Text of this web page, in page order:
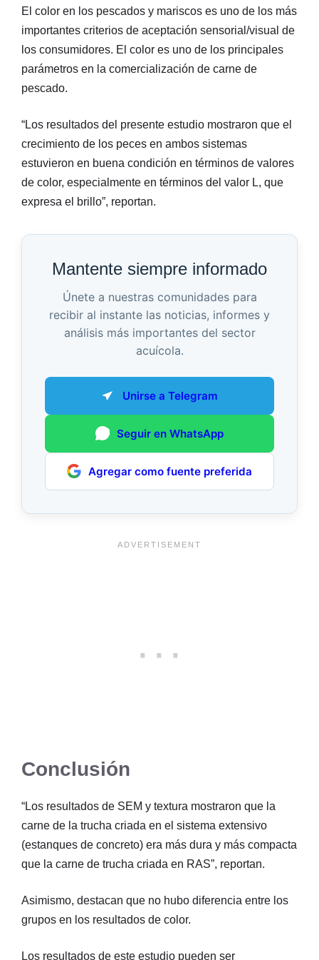
El color en los pescados y mariscos es uno de los más
importantes criterios de aceptación sensorial/visual de
los consumidores. El color es uno de los principales
parámetros en la comercialización de carne de
pescado.
“Los resultados del presente estudio mostraron que el
crecimiento de los peces en ambos sistemas
estuvieron en buena condición en términos de valores
de color, especialmente en términos del valor L, que
expresa el brillo”, reportan.
Mantente siempre informado
Únete a nuestras comunidades para
recibir al instante las noticias, informes y
análisis más importantes del sector
acuícola.
Unirse a Telegram
Seguir en WhatsApp
Agregar como fuente preferida
Conclusión
“Los resultados de SEM y textura mostraron que la
carne de la trucha criada en el sistema extensivo
(estanques de concreto) era más dura y más compacta
que la carne de trucha criada en RAS”, reportan.
Asimismo, destacan que no hubo diferencia entre los
grupos en los resultados de color.
Los resultados de este estudio pueden ser